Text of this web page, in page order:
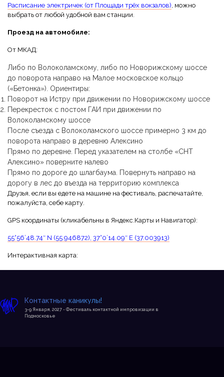
Расписание электричек (от Площади трёх вокзалов), можно
выбрать от любой удобной вам станции.
Проезд на автомобиле:
От МКАД:
Либо по Волоколамскому, либо по Новорижскому шоссе
до поворота направо на Малое московское кольцо
(«Бетонка»). Ориентиры:
Поворот на Истру при движении по Новорижскому шоссе
Перекресток с постом ГАИ при движении по
Волоколамскому шоссе
После съезда с Волоколамского шоссе примерно 3 км до
поворота направо в деревню Алексино
Прямо по деревне. Перед указателем на столбе «СНТ
Алексино» поверните налево
Прямо по дороге до шлагбаума. Повернуть направо на
дорогу в лес до въезда на территорию комплекса
Друзья, если вы едете на машине на фестиваль, распечатайте,
пожалуйста, себе карту.
GPS координаты (кликабельны в Яндекс.Карты и Навигатор):
55°56’48.74″ N (55.946872), 37°0’14.09″ E (37.003913)
Интерактивная карта:
Контактные каникулы!
3-9 Января, 2027 - Фестиваль контактной импровизации в
Подмосковье